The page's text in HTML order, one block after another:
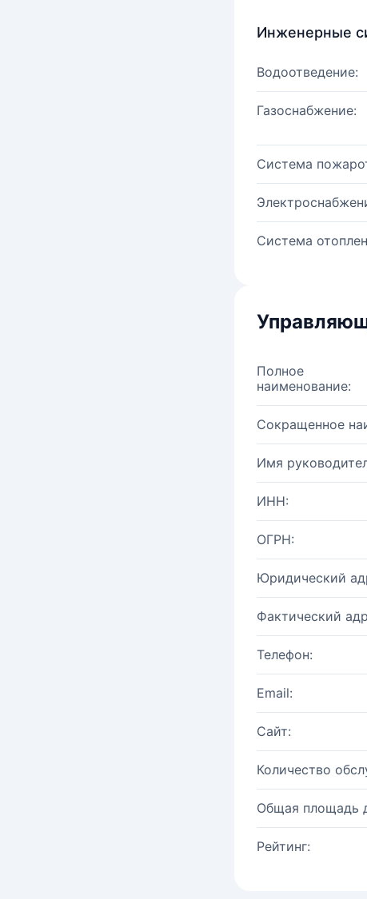
Инженерные
Водоотведение:
Газоснабжение:
Система
Система
Полное
наименование:
Сокращенное
Имя
ИНН:
ОГРН:
Юридический
Фактический
Телефон:
Email:
Сайт:
Количество
Общая площадь
Рейтинг: